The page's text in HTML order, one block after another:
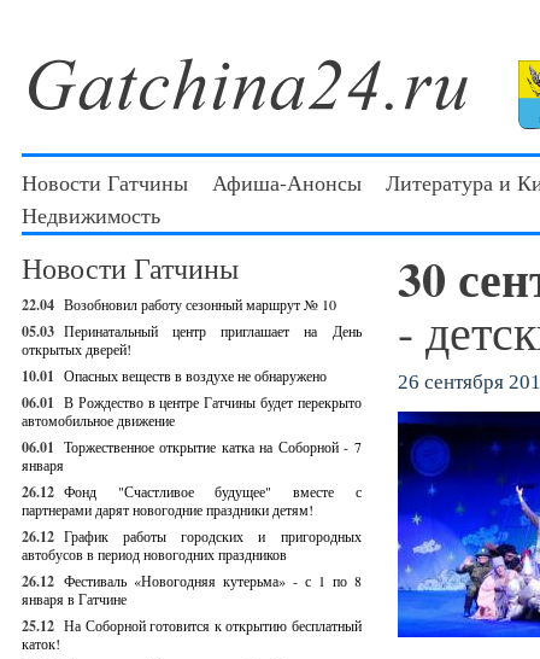
Новости Гатчины Афиша-Анонсы
Литература и
Недвижимость
Новости Гатчины
22.04 Возобновил работу сезонный маршрут № 10
05.03 Перинатальный центр приглашает на День
открытых дверей!
10.01 Опасных веществ в воздухе не обнаружено
06.01 В Рождество в центре Гатчины будет перекрыто
автомобильное движение
06.01 Торжественное открытие катка на Соборной - 7
января
26.12 Фонд "Счастливое будущее" вместе с
партнерами дарят новогодние праздники детям!
26.12 График работы городских и пригородных
автобусов в период новогодних праздников
26.12 Фестиваль «Новогодняя кутерьма» - с 1 по 8
января в Гатчине
25.12 На Соборной готовится к открытию бесплатный
каток!
30
-
26 сентября